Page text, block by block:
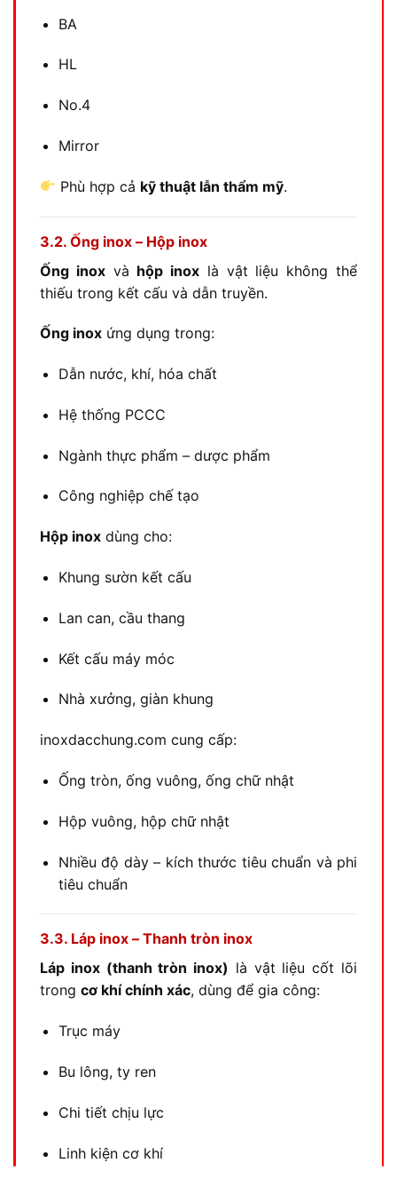
BA
HL
No.4
Mirror
Phù hợp cả kỹ thuật lẫn thẩm mỹ.
3.2. Ống inox – Hộp inox
Ống inoxvà hộp inox là vật liệu không thể
thiếu trong kết cấu và dẫn truyền.
Ống inox ứng dụng trong:
Dẫn nước, khí, hóa chất
Hệ thống PCCC
Ngành thực phẩm – dược phẩm
Công nghiệp chế tạo
Hộp inox dùng cho:
Khung sườn kết cấu
Lan can, cầu thang
Kết cấu máy móc
Nhà xưởng, giàn khung
inoxdacchung.com cung cấp:
Ống tròn, ống vuông, ống chữ nhật
Hộp vuông, hộp chữ nhật
Nhiều độ dày – kích thước tiêu chuẩn và phi
tiêu chuẩn
3.3. Láp inox – Thanh tròn inox
Láp inox (thanh tròn inox) là vật liệu cốt lõi
trong cơ khí chính xác, dùng để gia công:
Trục máy
Bu lông, ty ren
Chi tiết chịu lực
Linh kiện cơ khí